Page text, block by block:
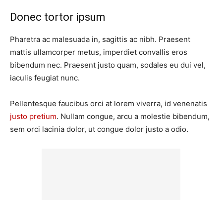
Donec tortor ipsum
Pharetra ac malesuada in, sagittis ac nibh. Praesent
mattis ullamcorper metus, imperdiet convallis eros
bibendum nec. Praesent justo quam, sodales eu dui vel,
iaculis feugiat nunc.
Pellentesque faucibus orci at lorem viverra, id venenatis
justo pretium. Nullam congue, arcu a molestie bibendum,
sem orci lacinia dolor, ut congue dolor justo a odio.